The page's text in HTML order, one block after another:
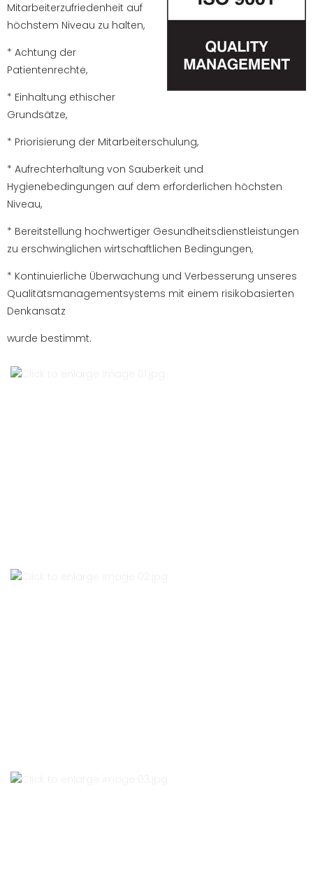
Mitarbeiterzufriedenheit auf
höchstem Niveau zu halten,
* Achtung der
Patientenrechte,
* Einhaltung ethischer
Grundsätze,
* Priorisierung der Mitarbeiterschulung,
* Aufrechterhaltung von Sauberkeit und
Hygienebedingungen auf dem erforderlichen höchsten
Niveau,
* Bereitstellung hochwertiger Gesundheitsdienstleistungen
zu erschwinglichen wirtschaftlichen Bedingungen,
* Kontinuierliche Überwachung und Verbesserung unseres
Qualitätsmanagementsystems mit einem risikobasierten
Denkansatz
wurde bestimmt.